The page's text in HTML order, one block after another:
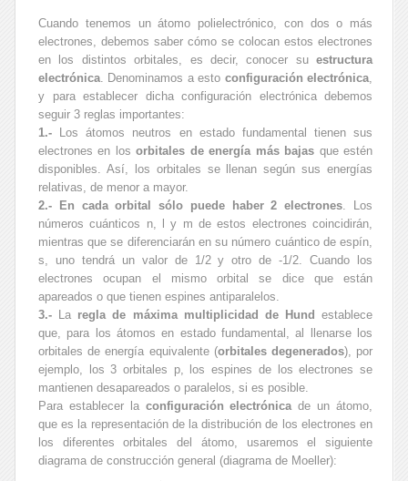
Cuando tenemos un átomo polielectrónico, con dos o más
electrones, debemos saber cómo se colocan estos electrones
en los distintos orbitales, es decir, conocer su estructura
electrónica. Denominamos a esto configuración electrónica,
y para establecer dicha configuración electrónica debemos
seguir 3 reglas importantes:
1.- Los átomos neutros en estado fundamental tienen sus
electrones en losorbitales de energía más bajas que estén
disponibles. Así, los orbitales se llenan según sus energías
relativas, de menor a mayor.
2.-
En cada orbital sólo puede haber 2 electrones. Los
números cuánticos n, l y m de estos electrones coincidirán,
mientras que se diferenciarán en su número cuántico de espín,
s, uno tendrá un valor de 1/2 y otro de -1/2. Cuando los
electrones ocupan el mismo orbital se dice que están
apareados o que tienen espines antiparalelos.
3.- La regla de máxima multiplicidad de Hund establece
que, para los átomos en estado fundamental, al llenarse los
orbitales de energía equivalente (orbitales degenerados), por
ejemplo, los 3 orbitales p, los espines de los electrones se
mantienen desapareados o paralelos, si es posible.
Para establecer la configuración electrónicade un átomo,
que es la representación de la distribución de los electrones en
los diferentes orbitales del átomo, usaremos el siguiente
diagrama de construcción general (diagrama de Moeller):